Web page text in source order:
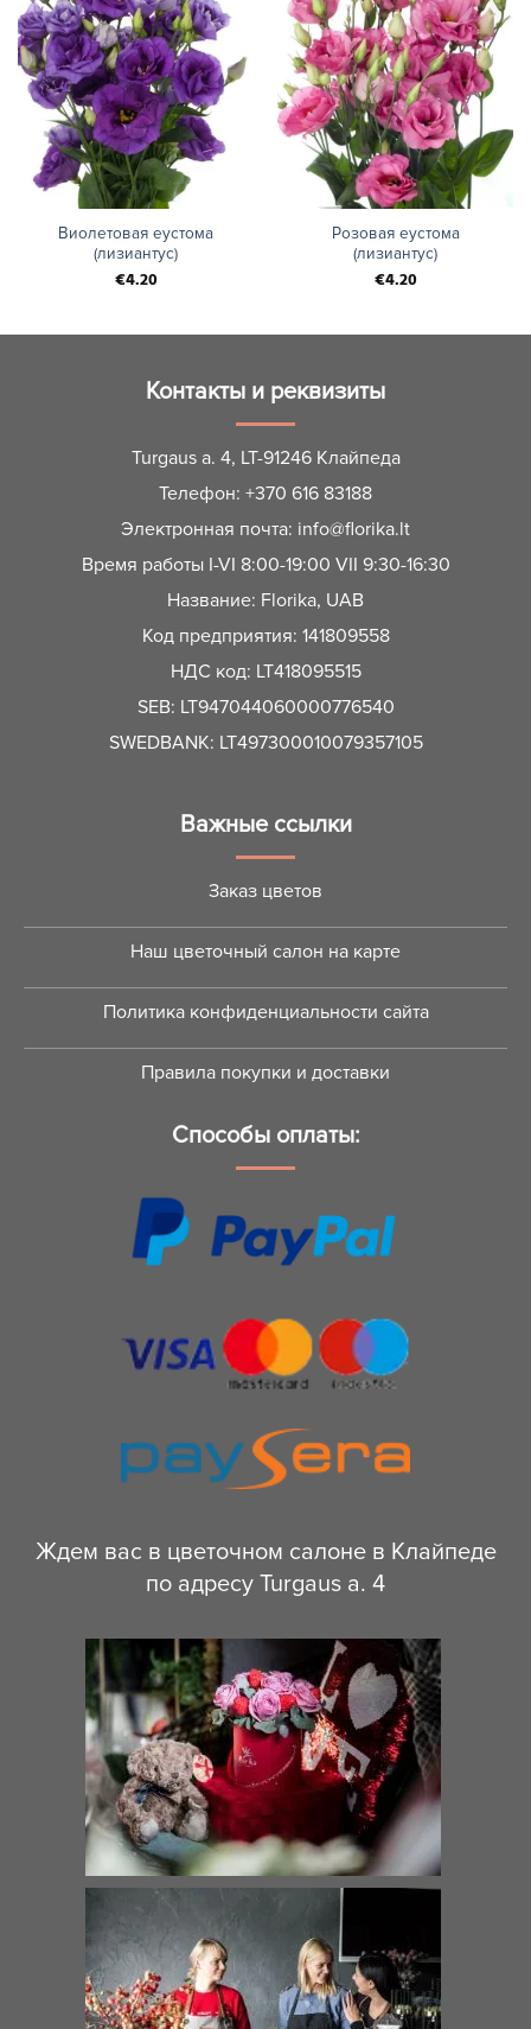
Виолетовая еустома
(лизиантус)
€4.20
Розовая еустома
(лизиантус)
€4.20
Контакты и реквизиты
Turgaus a. 4, LT-91246 Клайпеда
Телефон: +370 616 83188
Электронная почта: info@florika.lt
Время работы I-VI 8:00-19:00 VII 9:30-16:30
Название: Florika, UAB
Код предприятия: 141809558
НДС код: LT418095515
SEB: LT947044060000776540
SWEDBANK: LT497300010079357105
Важные ссылки
Заказ цветов
Наш цветочный салон на карте
Политика конфиденциальности сайта
Правила покупки и доставки
Способы оплаты:
Ждем вас в цветочном салоне в Клайпеде
по адресу Turgaus a. 4